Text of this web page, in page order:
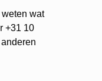
wat
+31 10